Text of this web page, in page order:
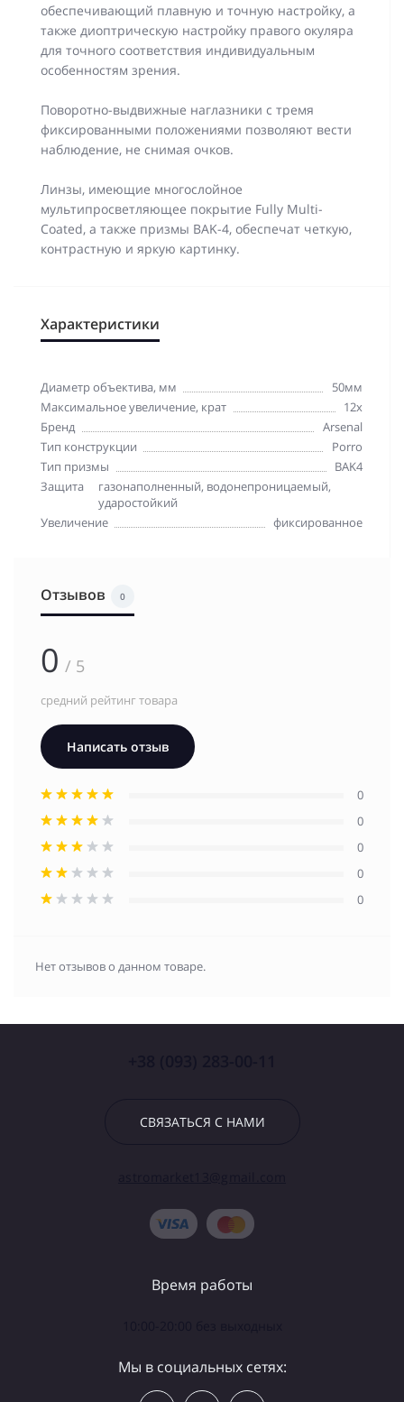
обеспечивающий плавную и точную настройку, а
также диоптрическую настройку правого окуляра
для точного соответствия индивидуальным
особенностям зрения.
Поворотно-выдвижные наглазники с тремя
фиксированными положениями позволяют вести
наблюдение, не снимая очков.
Линзы, имеющие многослойное
мультипросветляющее покрытие Fully Multi-
Coated, а также призмы BAK-4, обеспечат четкую,
контрастную и яркую картинку.
Характеристики
Диаметр объектива, мм
50мм
Максимальное увеличение, крат
12x
Бренд
Arsenal
Тип конструкции
Porro
Тип призмы
BAK4
Защита
газонаполненный, водонепроницаемый,
ударостойкий
Увеличение
фиксированное
Отзывов 0
0 / 5
средний рейтинг товара
Написать отзыв
0
0
0
0
0
Нет отзывов о данном товаре.
СВЯЗАТЬСЯ С НАМИ
Время работы
Мы в социальных сетях: